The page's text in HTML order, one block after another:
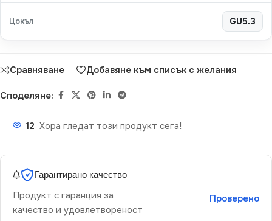
Цокъл GU5.3
Сравняване Добавяне към списък с желания
Споделяне:
12 Хора гледат този продукт сега!
Гарантирано качество
Продукт с гаранция за
качество и удовлетвореност
Проверено